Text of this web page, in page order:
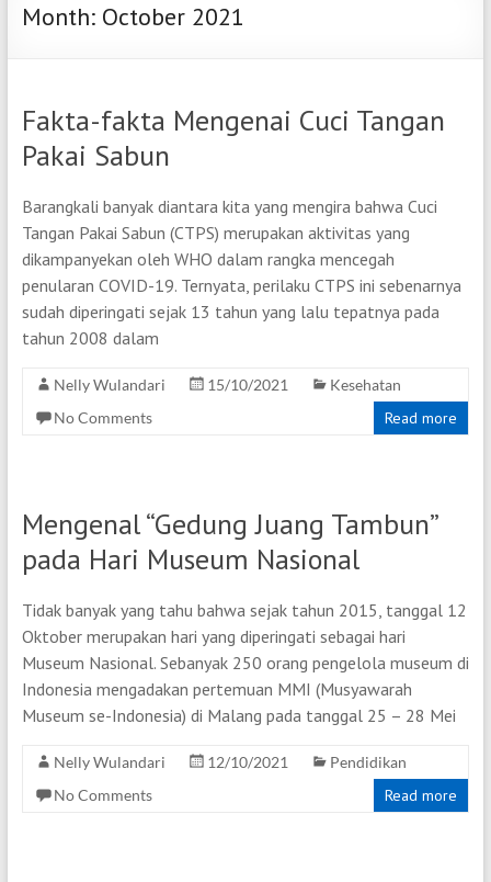
Month: October 2021
Fakta-fakta Mengenai Cuci Tangan
Pakai Sabun
Barangkali banyak diantara kita yang mengira bahwa Cuci
Tangan Pakai Sabun (CTPS) merupakan aktivitas yang
dikampanyekan oleh WHO dalam rangka mencegah
penularan COVID-19. Ternyata, perilaku CTPS ini sebenarnya
sudah diperingati sejak 13 tahun yang lalu tepatnya pada
tahun 2008 dalam
Nelly Wulandari 15/10/2021
Kesehatan
No Comments
Read more
Mengenal “Gedung Juang Tambun”
pada Hari Museum Nasional
Tidak banyak yang tahu bahwa sejak tahun 2015, tanggal 12
Oktober merupakan hari yang diperingati sebagai hari
Museum Nasional. Sebanyak 250 orang pengelola museum di
Indonesia mengadakan pertemuan MMI (Musyawarah
Museum se-Indonesia) di Malang pada tanggal 25 – 28 Mei
Nelly Wulandari 12/10/2021
Pendidikan
No Comments
Read more